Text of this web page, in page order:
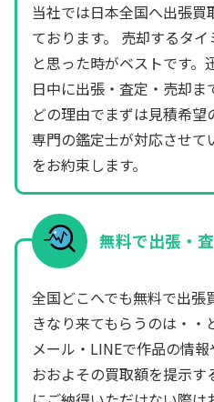
当社では日本全国へ出張
ております。 売却するタイ
と思った時がベストです。
日中に出張・査定・売却ま
どの理由でまずは見積希望
専門の鑑定士が対応させ
をお約束します。
無料で出張・
全国どこへでも無料で出張
きなり来てもらうのは・・
メール・LINEで作品の情報
おおよその買取額を提示す